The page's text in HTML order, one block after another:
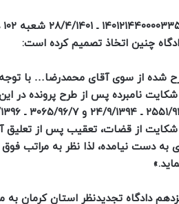
چنین اتخاذ تصمیم کرده است:
شده از سوی آقای محمدرضا… با
شکایت نامبرده پس از طرح پرونده در
از قضات، تعقیب پس از تعلیق